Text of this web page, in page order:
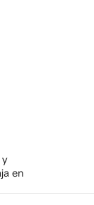
y
en